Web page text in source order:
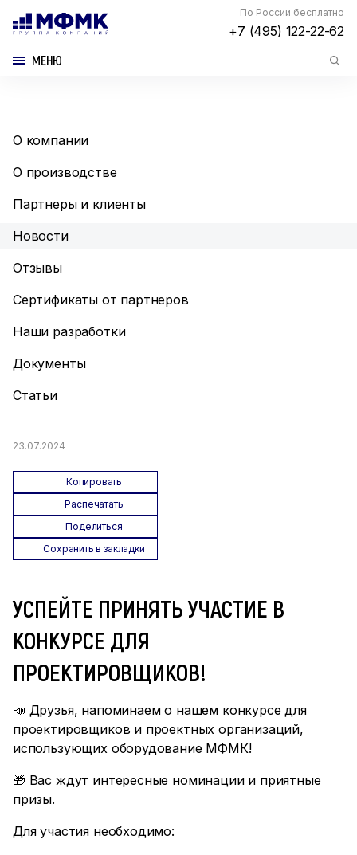
По России бесплатно
+7 (495) 122-22-62
МЕНЮ
О компании
О производстве
Партнеры и клиенты
Новости
Отзывы
Сертификаты от партнеров
Наши разработки
Документы
Статьи
23.07.2024
Копировать
Распечатать
Поделиться
Сохранить в закладки
УСПЕЙТЕ ПРИНЯТЬ УЧАСТИЕ В
КОНКУРСЕ ДЛЯ
ПРОЕКТИРОВЩИКОВ!
📣 Друзья, напоминаем о нашем конкурсе для
проектировщиков и проектных организаций,
использующих оборудование МФМК!
🎁 Вас ждут интересные номинации и приятные
призы.
Для участия необходимо: